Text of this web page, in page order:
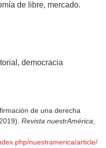
democracia
de una derecha
Revista nuestrAmérica,
nuestramerica/article/
de libre, mercado.